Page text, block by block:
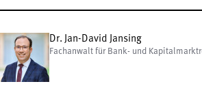
Dr. Jan-David Jansing
Fachanwalt für Bank- und